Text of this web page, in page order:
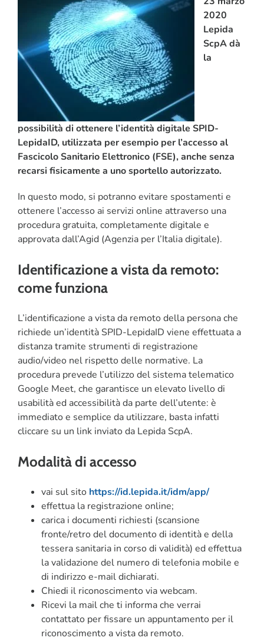
CORSI
SALUTE
PUBBLICITÀ
SEGNALA UN EVENTO
CERCA
PER:
2020
Lepida
ScpA dà
la
possibilità di ottenere l’identità digitale SPID-
LepidaID, utilizzata per esempio per l’accesso al
Fascicolo Sanitario Elettronico (FSE), anche senza
recarsi fisicamente a uno sportello autorizzato.
In questo modo, si potranno evitare spostamenti e
ottenere l’accesso ai servizi online attraverso una
procedura gratuita, completamente digitale e
approvata dall’Agid (Agenzia per l’Italia digitale).
Identificazione a vista da remoto:
come funziona
L’identificazione a vista da remoto della persona che
richiede un’identità SPID-LepidaID viene effettuata a
distanza tramite strumenti di registrazione
audio/video nel rispetto delle normative. La
procedura prevede l’utilizzo del sistema telematico
Google Meet, che garantisce un elevato livello di
usabilità ed accessibilità da parte dell’utente: è
immediato e semplice da utilizzare, basta infatti
cliccare su un link inviato da Lepida ScpA.
Modalità di accesso
vai sul sito https://id.lepida.it/idm/app/
effettua la registrazione online;
carica i documenti richiesti (scansione
fronte/retro del documento di identità e della
tessera sanitaria in corso di validità) ed effettua
la validazione del numero di telefonia mobile e
di indirizzo e-mail dichiarati.
Chiedi il riconoscimento via webcam.
Ricevi la mail che ti informa che verrai
contattato per fissare un appuntamento per il
riconoscimento a vista da remoto.